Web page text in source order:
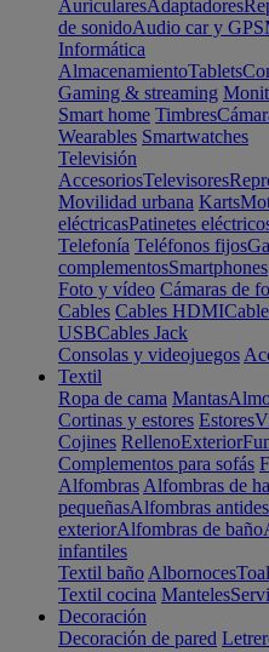
AuricularesAdaptadores
de sonidoAudio car y GPS
Informática
AlmacenamientoTablets
Gaming & streaming
Smart home Timbres
Wearables Smartwatches
Televisión
AccesoriosTelevisores
Movilidad urbana Karts
eléctricasPatinetes
Telefonía Teléfonos fijos
complementosSmartphones
Foto y vídeo Cámaras de
Cables Cables HDMI
USBCables Jack
Consolas y videojuegos
Textil
Ropa de cama Mantas
Cortinas y estores Estores
Cojines RellenoExterior
Complementos para sofás
Alfombras Alfombras de
pequeñasAlfombras
exteriorAlfombras de baño
infantiles
Textil baño Albornoces
Textil cocina Manteles
Decoración
Decoración de pared